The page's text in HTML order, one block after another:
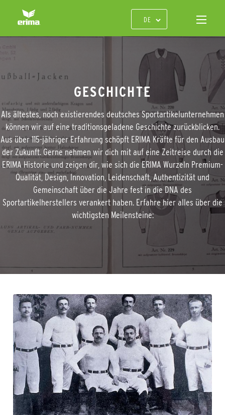
GESCHICHTE
Als ältestes, noch existierendes deutsches Sportartikelunternehmen
können wir auf eine traditionsgeladene Geschichte zurückblicken.
Aus über 115-jähriger Erfahrung schöpft ERIMA Kräfte für den Ausbau
der Zukunft. Gerne nehmen wir dich mit auf eine Zeitreise durch die
ERIMA Historie und zeigen dir, wie sich die ERIMA Wurzeln Premium-
Qualität, Design, Innovation, Leidenschaft, Authentizität und
Gemeinschaft über die Jahre fest in die DNA des
Sportartikelherstellers verankert haben. Erfahre hier alles über die
wichtigsten Meilensteine: